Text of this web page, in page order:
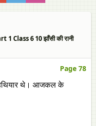
Class 6 10 झाँसी की रानी
Page 78
हथियार थे। आजकल के